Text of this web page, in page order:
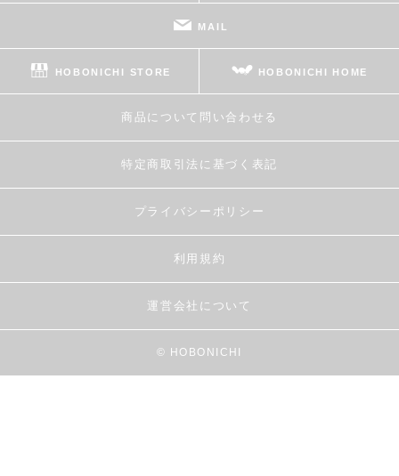
MAIL
HOBONICHI STORE HOBONICHI HOME
商品について問い合わせる
特定商取引法に基づく表記
プライバシーポリシー
利用規約
運営会社について
© HOBONICHI